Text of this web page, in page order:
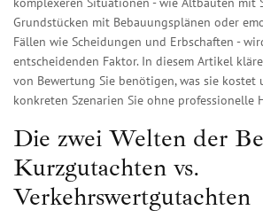
Grundstücken mit Bebauungsplänen oder
Fällen wie Scheidungen und Erbschaften -
entscheidenden Faktor. In diesem Artikel
von Bewertung Sie benötigen, was sie kostet
konkreten Szenarien Sie ohne professionelle
Die zwei Welten der
Kurzgutachten vs.
Verkehrswertgutachten